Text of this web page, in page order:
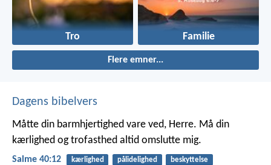
Tro Familie
Flere emner...
Dagens bibelvers
Måtte din barmhjertighed vare ved, Herre. Må din
kærlighed og trofasthed altid omslutte mig.
Salme 40:12 kærlighed pålidelighed beskyttelse